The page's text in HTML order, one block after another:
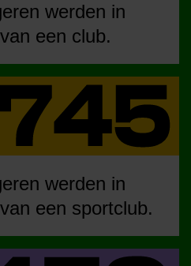
werden in
een club.
werden in
een sportclub.